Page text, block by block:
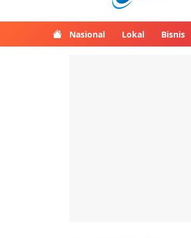
Nasional Lokal Bisnis